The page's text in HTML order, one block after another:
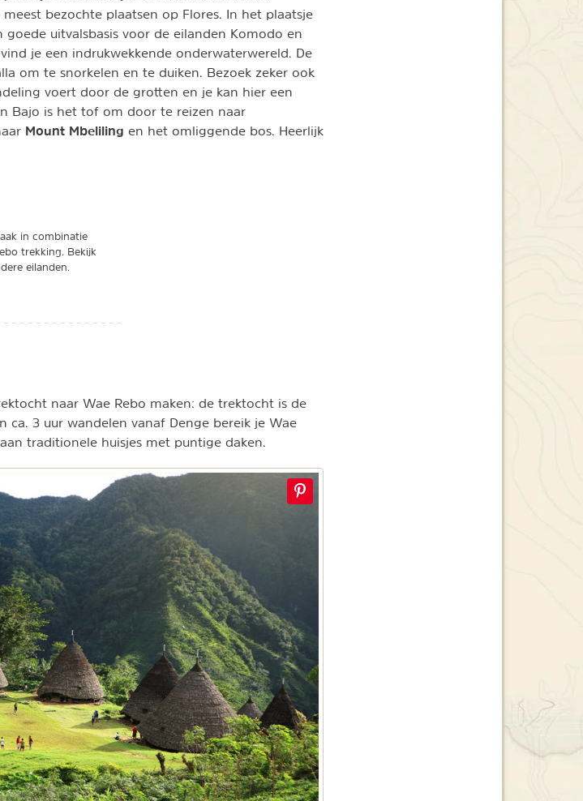
bezochte plaatsen op Flores. In het plaatsje
uitvalsbasis voor de eilanden Komodo en
je een indrukwekkende onderwaterwereld. De
om te snorkelen en te duiken. Bezoek zeker ook
voert door de grotten en je kan hier een
Bajo is het tof om door te reizen naar
Mount Mbeliling en het omliggende bos. Heerlijk
in combinatie
trekking. Bekijk
eilanden.
naar Wae Rebo maken: de trektocht is de
3 uur wandelen vanaf Denge bereik je Wae
traditionele huisjes met puntige daken.